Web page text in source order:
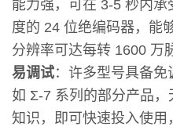
能力强，可在 3-5 秒内
度的 24 位绝编码器，能
分辨率可达每转 1600 万
易调试：许多型号具备免
如 Σ-7 系列的部分产品
知识，即可快速投入使